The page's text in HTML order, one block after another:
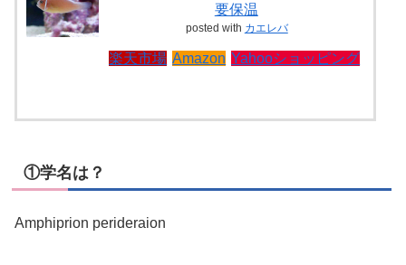
要保温
posted with カエレバ
楽天市場 Amazon Yahooショッピング
①学名は？
Amphiprion perideraion